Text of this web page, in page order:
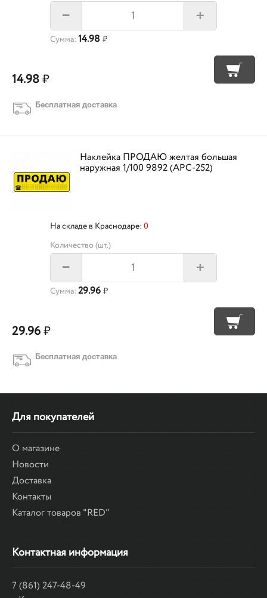
– +
Сумма: 14.98 ₽
14.98₽
Бесплатная доставка
Наклейка ПРОДАЮ желтая большая
наружная 1/100 9892 (APC-252)
На складе в Краснодаре: 0
Количество (шт.)
– +
Сумма: 29.96 ₽
29.96₽
Бесплатная доставка
Для покупателей
О магазине
Новости
Доставка
Контакты
Каталог товаров "RED"
Контактная информация
7 (861) 247-48-49